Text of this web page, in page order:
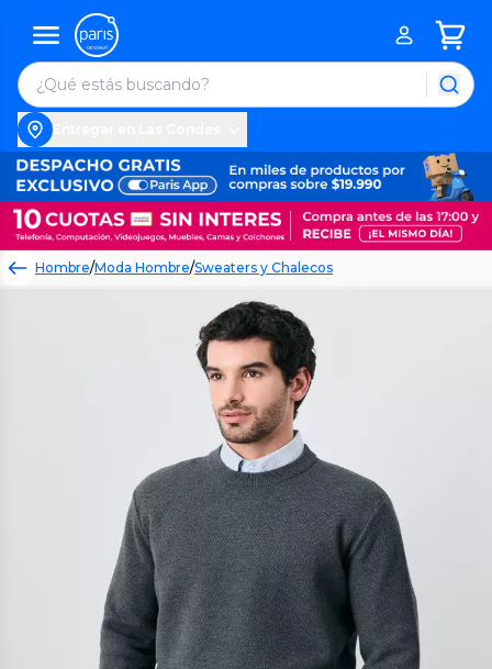
Hombre/Moda Hombre/Sweaters y Chalecos